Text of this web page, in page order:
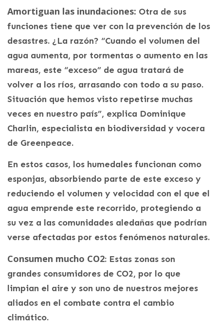
Amortiguan las inundaciones: Otra de sus
funciones tiene que ver con la prevención de los
desastres. ¿La razón? “Cuando el volumen del
agua aumenta, por tormentas o aumento en las
mareas, este “exceso” de agua tratará de
volver a los ríos, arrasando con todo a su paso.
Situación que hemos visto repetirse muchas
veces en nuestro país”, explica Dominique
Charlin, especialista en biodiversidad y vocera
de Greenpeace.
En estos casos, los humedales funcionan como
esponjas, absorbiendo parte de este exceso y
reduciendo el volumen y velocidad con el que el
agua emprende este recorrido, protegiendo a
su vez a las comunidades aledañas que podrían
verse afectadas por estos fenómenos naturales.
Consumen mucho CO2: Estas zonas son
grandes consumidores de CO2, por lo que
limpian el aire y son uno de nuestros mejores
aliados en el combate contra el cambio
climático.